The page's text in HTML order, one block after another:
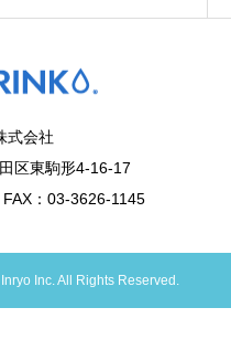
式会社
区東駒形4-16-17
：03-3626-1145
Inc. All Rights Reserved.